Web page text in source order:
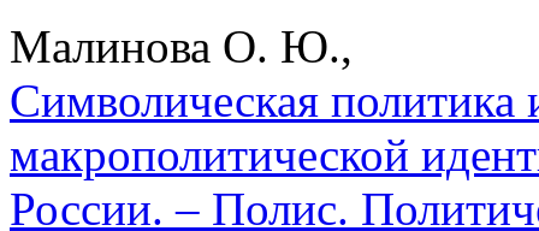
Малинова О. Ю.,
Символическая политика
макрополитической
России. – Полис.